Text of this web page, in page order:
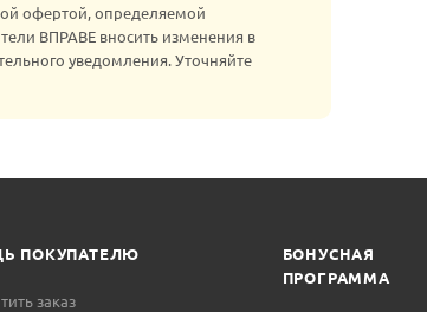
офертой, определяемой
ВПРАВЕ вносить изменения в
уведомления. Уточняйте
ПОКУПАТЕЛЮ
заказ
БОНУСНАЯ
ПРОГРАММА